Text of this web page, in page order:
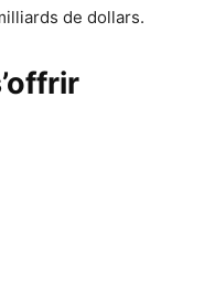
de dollars.